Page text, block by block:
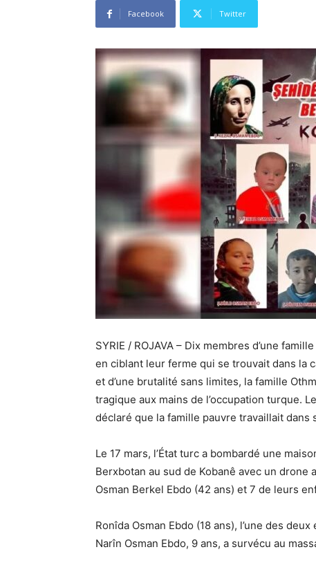
Facebook Twitter
SYRIE / ROJAVA – Dix membres d’une
en ciblant leur ferme qui se trouvait dans la
et d’une brutalité sans limites, la famille
tragique aux mains de l’occupation turque.
déclaré que la famille pauvre travaillait
Le 17 mars, l’État turc a bombardé une
Berxbotan au sud de Kobanê avec un drone
Osman Berkel Ebdo (42 ans) et 7 de leurs
Ronîda Osman Ebdo (18 ans), l’une des
Narîn Osman Ebdo, 9 ans, a survécu au